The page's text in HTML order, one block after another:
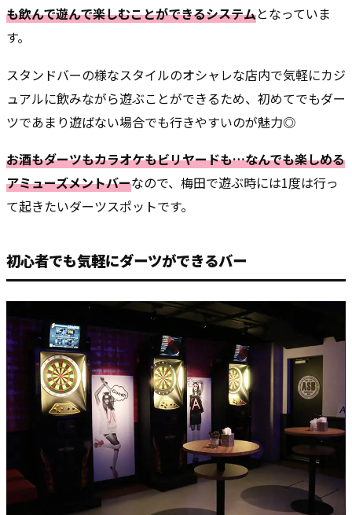
も飲んで遊んで楽しむことができるシステムとなっていま
す。
スタンドバーの様なスタイルのオシャレな店内で気軽にカジ
ュアルに飲みながら遊ぶことができるため、初めてでもダー
ツであまり遊ばない場合でも行きやすいのが魅力◎
お酒もダーツもカラオケもビリヤードも…なんでも楽しめる
アミューズメントバーなので、梅田で遊ぶ時には1度は行っ
て起きたいダーツスポットです。
初心者でも気軽にダーツができるバー